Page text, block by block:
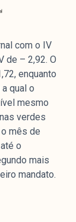
com o IV
de – 2,92. O
enquanto
qual o
mesmo
verdes
mês de
o
mais
mandato.